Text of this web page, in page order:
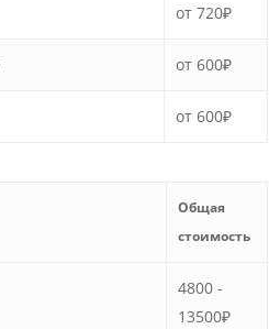
от 720₽
от 600₽
от 600₽
Общая
стоимость
4800 -
13500₽